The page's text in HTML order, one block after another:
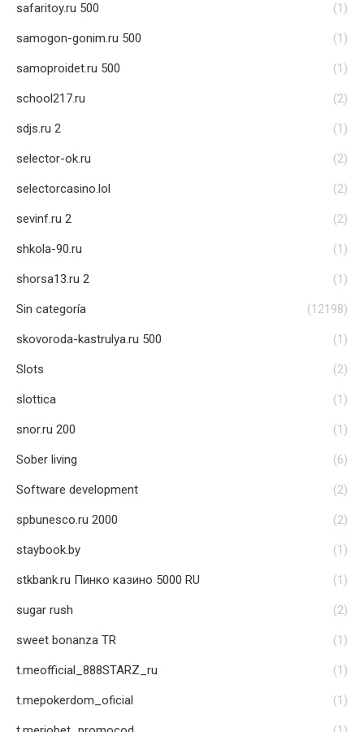
safaritoy.ru 500 (1)
samogon-gonim.ru 500 (1)
samoproidet.ru 500 (1)
school217.ru (2)
sdjs.ru 2 (1)
selector-ok.ru (2)
selectorcasino.lol (2)
sevinf.ru 2 (2)
shkola-90.ru (1)
shorsa13.ru 2 (1)
Sin categoría (12198)
skovoroda-kastrulya.ru 500 (1)
Slots (2)
slottica (1)
snor.ru 200 (1)
Sober living (6)
Software development (2)
spbunesco.ru 2000 (2)
staybook.by (1)
stkbank.ru Пинко казино 5000 RU (1)
sugar rush (2)
sweet bonanza TR (1)
t.meofficial_888STARZ_ru (1)
t.mepokerdom_oficial (1)